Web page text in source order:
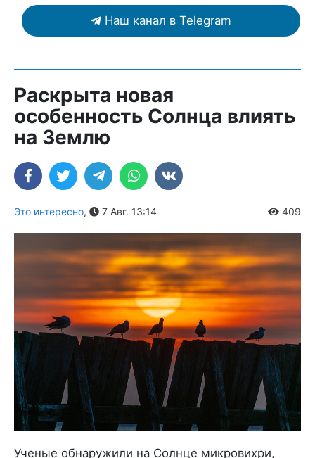
Наш канал в Telegram
Раскрыта новая
особенность Солнца влиять
на Землю
Это интересно, 7 Авг. 13:14 409
Ученые обнаружили на Солнце микровихри,